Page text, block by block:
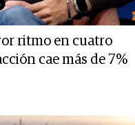
ritmo en cuatro
cae más de 7%